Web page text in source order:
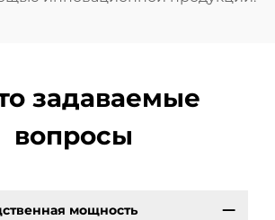
задаваемые
вопросы
мощность